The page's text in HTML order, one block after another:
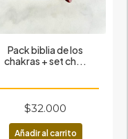
Pack biblia de los
chakras + set ch...
$32.000
Añadir al carrito